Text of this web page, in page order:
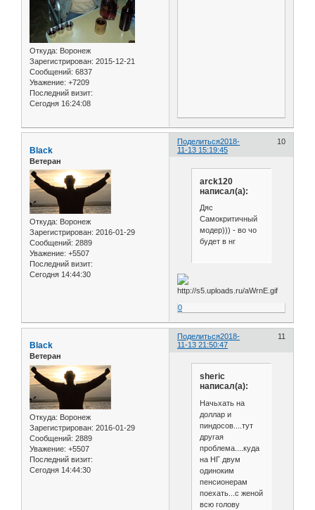
Откуда: Воронеж
Зарегистрирован: 2015-12-21
Сообщений: 6837
Уважение: +7209
Последний визит:
Сегодня 16:24:08
Поделиться 10
2018-
11-13 15:19:45
Black
Ветеран
Откуда: Воронеж
Зарегистрирован: 2016-01-29
Сообщений: 2889
Уважение: +5507
Последний визит:
Сегодня 14:44:30
arck120
написал(а):
Дяс
Самокритичный
модер))) - во чо
будет в нг
0
Поделиться 11
2018-
11-13 21:50:47
Black
Ветеран
Откуда: Воронеж
Зарегистрирован: 2016-01-29
Сообщений: 2889
Уважение: +5507
Последний визит:
Сегодня 14:44:30
sheric
написал(а):
Начьхать на
доллар и
пиндосов....тут
другая
проблема....куда
на НГ двум
одиноким
пенсионерам
поехать...с женой
всю голову